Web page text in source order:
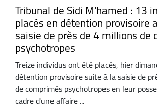
Tribunal de Sidi M'hamed : 13
placés en détention provisoire
saisie de près de 4 millions de
psychotropes
Treize individus ont été placés, hier
détention provisoire suite à la saisie de
de comprimés psychotropes en leur
cadre d'une affaire ...